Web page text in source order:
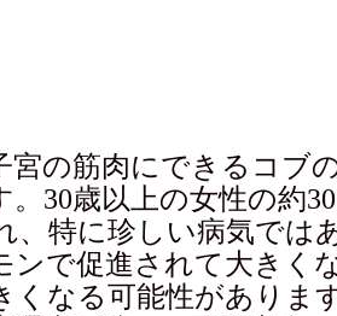
宮の筋肉にできるコブ
。30歳以上の女性の約
、特に珍しい病気では
ンで促進されて大きく
くなる可能性がありま